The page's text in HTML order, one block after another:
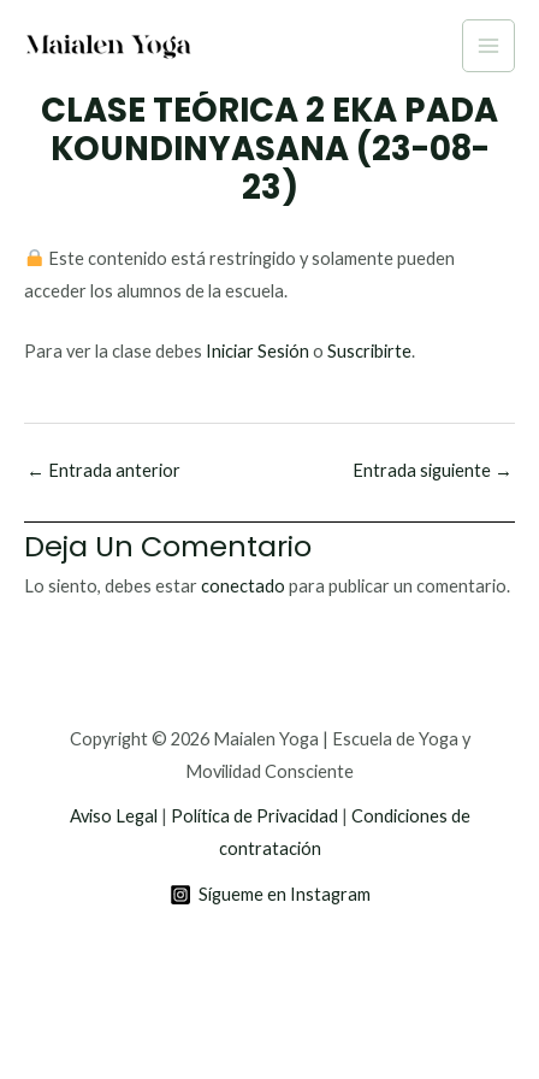
Main
CLASE TEÓRICA 2 EKA PADA
KOUNDINYASANA (23-08-
23)
Este contenido está restringido y solamente pueden
acceder los alumnos de la escuela.
Para ver la clase debes Iniciar Sesión o Suscribirte.
← Entrada anterior Entrada siguiente →
Deja Un Comentario
Lo siento, debes estarconectado para publicar un comentario.
Copyright © 2026 Maialen Yoga | Escuela de Yoga y
Movilidad Consciente
Aviso Legal | Política de Privacidad | Condiciones de
contratación
Sígueme en Instagram